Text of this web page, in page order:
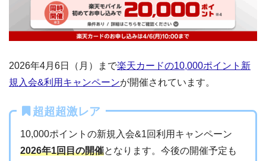
2026年4月6日（月）まで楽天カードの10,000ポイント新
規入会&利用キャンペーンが開催されています。
超超超激レア
10,000ポイントの新規入会&1回利用キャンペーン
2026年1回目の開催となります。今後の開催予定も